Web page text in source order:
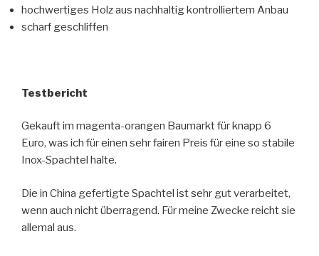
hochwertiges Holz aus nachhaltig kontrolliertem Anbau
scharf geschliffen
Testbericht
Gekauft im magenta-orangen Baumarkt für knapp 6
Euro, was ich für einen sehr fairen Preis für eine so stabile
Inox-Spachtel halte.
Die in China gefertigte Spachtel ist sehr gut verarbeitet,
wenn auch nicht überragend. Für meine Zwecke reicht sie
allemal aus.